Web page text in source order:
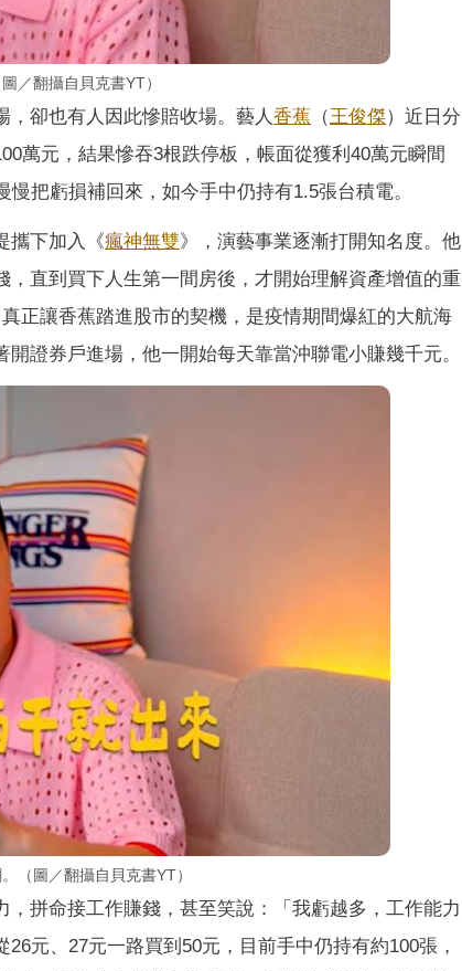
／翻攝自貝克書YT）
卻也有人因此慘賠收場。藝人香蕉 （王俊傑）近日分
萬元，結果慘吞3根跌停板，帳面從獲利40萬元瞬間
把虧損補回來，如今手中仍持有1.5張台積電。
攜下加入《瘋神無雙》，演藝事業逐漸打開知名度。他
直到買下人生第一間房後，才開始理解資產增值的重
正讓香蕉踏進股市的契機，是疫情期間爆紅的大航海
證券戶進場，他一開始每天靠當沖聯電小賺幾千元。
（圖／翻攝自貝克書YT）
拼命接工作賺錢，甚至笑說：「我虧越多，工作能力
元、27元一路買到50元，目前手中仍持有約100張，